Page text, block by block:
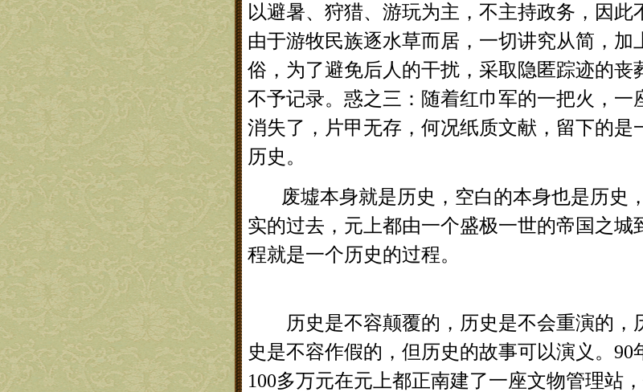
以避暑、狩猎、游玩为主，不主持政务，因此
由于游牧民族逐水草而居，一切讲究从简，加
俗，为了避免后人的干扰，采取隐匿踪迹的丧
不予记录。惑之三：随着红巾军的一把火，一
消失了，片甲无存，何况纸质文献，留下的是
历史。
废墟本身就是历史，空白的本身也是历史
实的过去，元上都由一个盛极一世的帝国之城
程就是一个历史的过程。
历史是不容颠覆的，历史是不会重演的，
史是不容作假的，但历史的故事可以演义。90
100多万元在元上都正南建了一座文物管理站